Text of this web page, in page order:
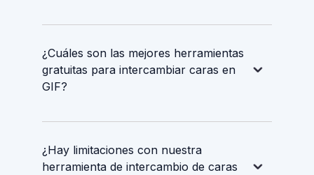
¿Cuáles son las mejores herramientas
gratuitas para intercambiar caras en
GIF?
¿Hay limitaciones con nuestra
herramienta de intercambio de caras